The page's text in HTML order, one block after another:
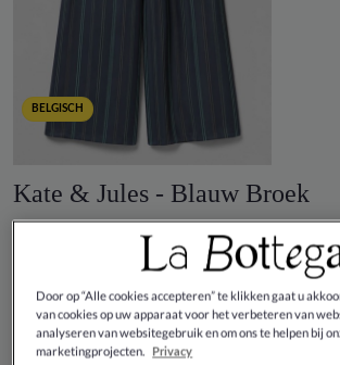
BELGISCH
Kate & Jules - Blauw Broek
BLAUW
Door op “Alle cookies accepteren” te klikken gaat u
van cookies op uw apparaat voor het verbeteren van
analyseren van websitegebruik en om ons te helpen bij
marketingprojecten.
Privacy